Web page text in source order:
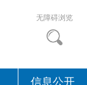
无障碍浏览
信息公开